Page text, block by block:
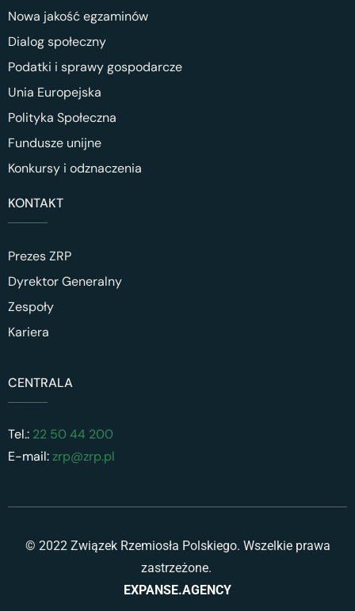
Nowa jakość egzaminów
Dialog społeczny
Podatki i sprawy gospodarcze
Unia Europejska
Polityka Społeczna
Fundusze unijne
Konkursy i odznaczenia
KONTAKT
Prezes ZRP
Dyrektor Generalny
Zespoły
Kariera
CENTRALA
Tel.: 22 50 44 200
E-mail:zrp@zrp.pl
© 2022 Związek Rzemiosła Polskiego. Wszelkie prawa
zastrzeżone.
EXPANSE.AGENCY